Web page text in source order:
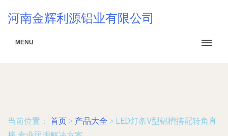
河南金辉利源铝业有限公司
MENU
当前位置： 首页 > 产品大全 > LED灯条V型铝槽搭配转角直